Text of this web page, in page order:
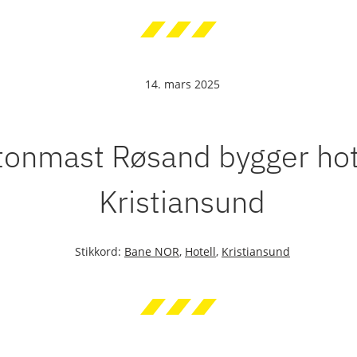
14. mars 2025
Røsand bygger
Kristiansund
Stikkord: Bane NOR, Hotell, Kristiansund